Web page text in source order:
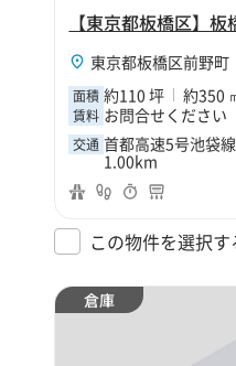
東京都板橋区前野町
面積 約110 坪 約350
賃料 お問合せください
交通 首都高速5号池袋
1.00km
この物件を選択す
倉庫